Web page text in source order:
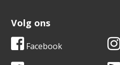
Volg ons
Facebook